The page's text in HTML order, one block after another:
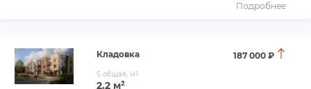
Подробнее
Кладовка 187 000 ₽
S общая, м²
2.2 м²